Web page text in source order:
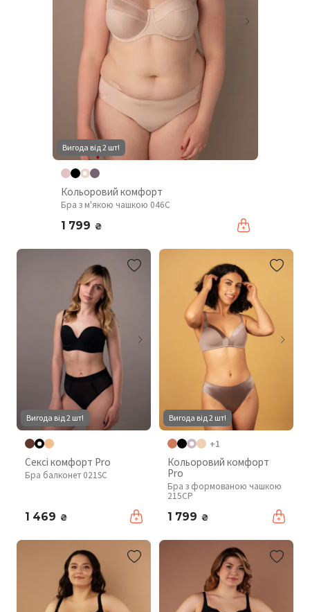
Вигода від 2 шт!
Кольоровий комфорт
Бра з м'якою чашкою 046C
1 799 ₴
Вигода від 2 шт!
Сексі комфорт Pro
Бра балконет 021SC
1 469 ₴
Вигода від 2 шт!
+1
Кольоровий комфорт
Pro
Бра з формованою чашкою
215CP
1 799 ₴